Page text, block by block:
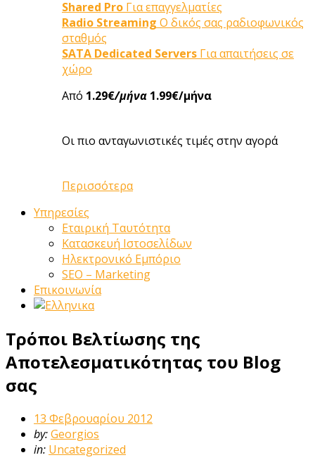
Shared Pro Για επαγγελματίες
Radio Streaming Ο δικός σας ραδιοφωνικός
σταθμός
SATA Dedicated Servers Για απαιτήσεις σε
χώρο
Από 1.29€/μήνα 1.99€/μήνα
Οι πιο ανταγωνιστικές τιμές στην αγορά
Περισσότερα
Υπηρεσίες
Εταιρική Ταυτότητα
Κατασκευή Ιστοσελίδων
Ηλεκτρονικό Εμπόριο
SEO – Marketing
Επικοινωνία
Τρόποι Βελτίωσης της
Αποτελεσματικότητας του Blog
σας
13 Φεβρουαρίου 2012
by:Georgios
in: Uncategorized